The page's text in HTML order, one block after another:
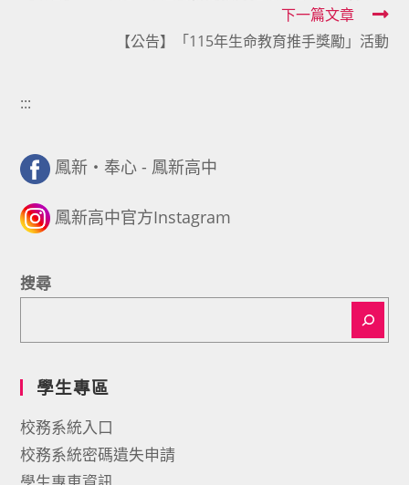
下一篇文章
【公告】「115年生命教育推手獎勵」活動
:::
鳳新・奉心 - 鳳新高中
鳳新高中官方Instagram
搜尋
學生專區
校務系統入口
校務系統密碼遺失申請